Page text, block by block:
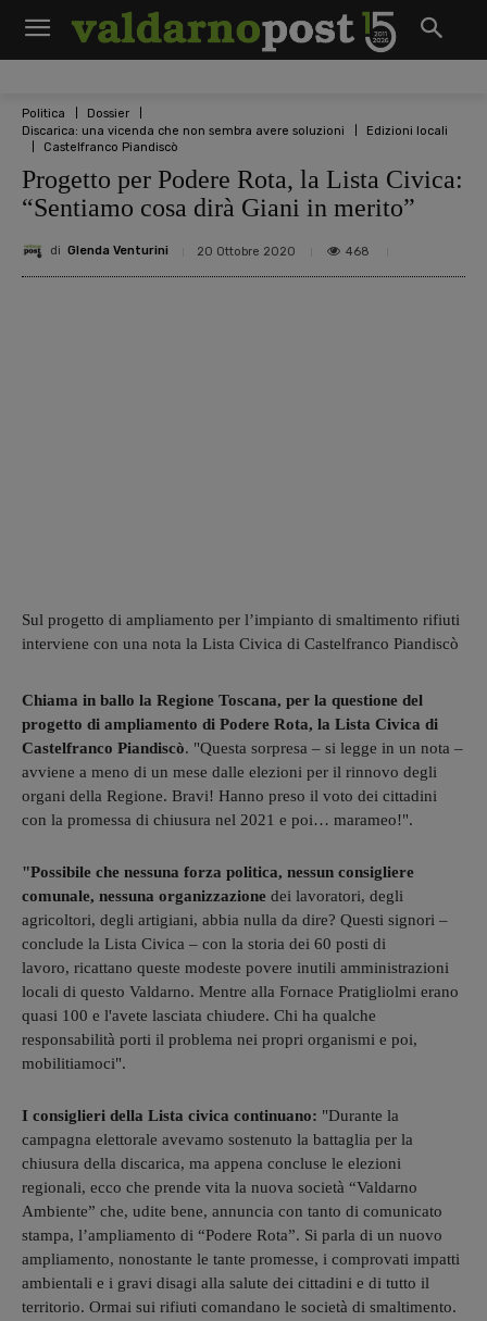
Politica
Dossier
Discarica: una vicenda che non sembra avere soluzioni
Edizioni locali
Castelfranco Piandiscò
Progetto per Podere Rota, la Lista Civica:
“Sentiamo cosa dirà Giani in merito”
di Glenda Venturini 20 Ottobre 2020 468
Sul progetto di ampliamento per l’impianto di smaltimento rifiuti
interviene con una nota la Lista Civica di Castelfranco Piandiscò
Chiama in ballo la Regione Toscana, per la questione del
progetto di ampliamento di Podere Rota, la Lista Civica di
Castelfranco Piandiscò. "Questa sorpresa – si legge in un nota –
avviene a meno di un mese dalle elezioni per il rinnovo degli
organi della Regione. Bravi! Hanno preso il voto dei cittadini
con la promessa di chiusura nel 2021 e poi… marameo!".
"Possibile che nessuna forza politica, nessun consigliere
comunale, nessuna organizzazione dei lavoratori, degli
agricoltori, degli artigiani, abbia nulla da dire? Questi signori –
conclude la Lista Civica – con la storia dei 60 posti di
lavoro, ricattano queste modeste povere inutili amministrazioni
locali di questo Valdarno. Mentre alla Fornace Pratigliolmi erano
quasi 100 e l'avete lasciata chiudere. Chi ha qualche
responsabilità porti il problema nei propri organismi e poi,
mobilitiamoci".
I consiglieri della Lista civica continuano: "Durante la
campagna elettorale avevamo sostenuto la battaglia per la
chiusura della discarica, ma appena concluse le elezioni
regionali, ecco che prende vita la nuova società “Valdarno
Ambiente” che, udite bene, annuncia con tanto di comunicato
stampa, l’ampliamento di “Podere Rota”. Si parla di un nuovo
ampliamento, nonostante le tante promesse, i comprovati impatti
ambientali e i gravi disagi alla salute dei cittadini e di tutto il
territorio. Ormai sui rifiuti comandano le società di smaltimento.